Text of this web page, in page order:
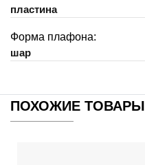
пластина
Форма плафона:
шар
ПОХОЖИЕ ТОВАРЫ